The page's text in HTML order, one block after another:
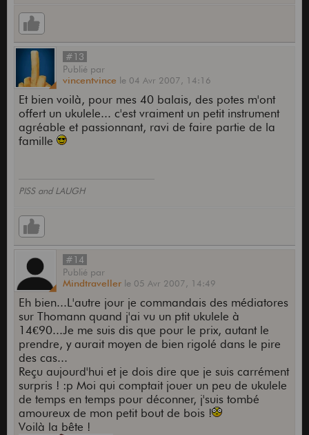
#13
Publié par
vincentvince le 04 Avr 2007, 14:16
Et bien voilà, pour mes 40 balais, des potes m'ont
offert un ukulele... c'est vraiment un petit instrument
agréable et passionnant, ravi de faire partie de la
famille
PISS and LAUGH
#14
Publié par
Mindtraveller le 05 Avr 2007, 14:49
Eh bien...L'autre jour je commandais des médiatores
sur Thomann quand j'ai vu un ptit ukulele à
14€90...Je me suis dis que pour le prix, autant le
prendre, y aurait moyen de bien rigolé dans le pire
des cas...
Reçu aujourd'hui et je dois dire que je suis carrément
surpris ! :p Moi qui comptait jouer un peu de ukulele
de temps en temps pour déconner, j'suis tombé
amoureux de mon petit bout de bois !
Voilà la bête !